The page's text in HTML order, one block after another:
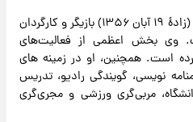
، شبنم قلی‌خانی (زادهٔ ۱۹ آبان ۱۳۵۶) بازیگر و کارگردان
وی بخش اعظمی از فعالیت‌های
کرده است. همچنین، او در زمینه های
نویسی، گویندگی رادیو، تدریس
مربی‌گری ورزشی و مجری‌گری